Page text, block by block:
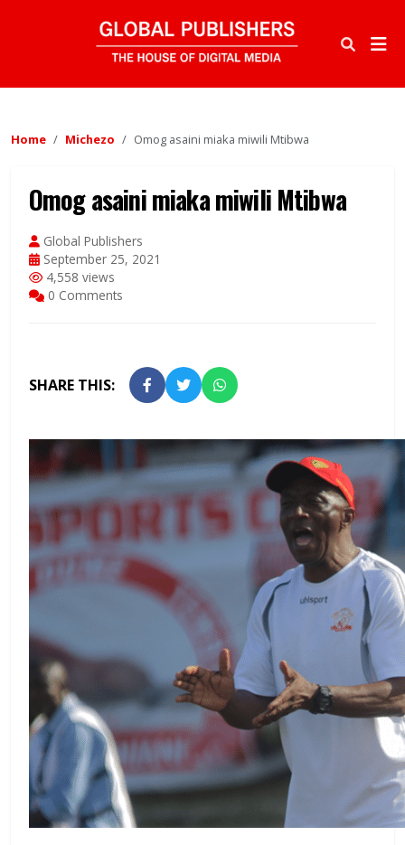
Home Michezo Omog asaini miaka miwili Mtibwa
Omog asaini miaka miwili Mtibwa
Global Publishers
September 25, 2021
4,558 views
0 Comments
SHARE THIS: